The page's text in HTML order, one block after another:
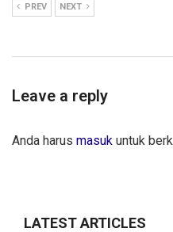
PREV NEXT
Leave a reply
Anda harus masuk untuk
LATEST ARTICLES